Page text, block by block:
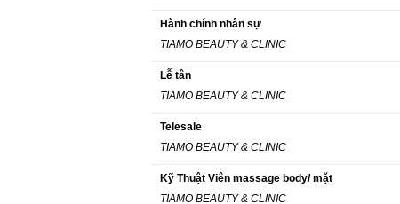
Hành chính nhân sự
TIAMO BEAUTY & CLINIC
Lễ tân
TIAMO BEAUTY & CLINIC
Telesale
TIAMO BEAUTY & CLINIC
Kỹ Thuật Viên massage body/ mặt
TIAMO BEAUTY & CLINIC